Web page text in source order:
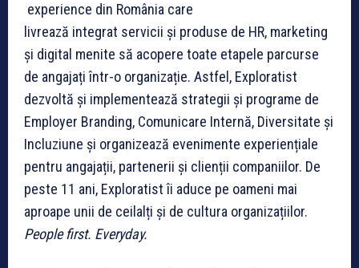
experience din România care
livrează integrat servicii și produse de HR, marketing
și digital menite să acopere toate etapele parcurse
de angajați într-o organizație. Astfel, Exploratist
dezvoltă și implementează strategii și programe de
Employer Branding, Comunicare Internă, Diversitate și
Incluziune și organizează evenimente experiențiale
pentru angajații, partenerii și clienții companiilor. De
peste 11 ani, Exploratist îi aduce pe oameni mai
aproape unii de ceilalți și de cultura organizațiilor.
People first. Everyday.